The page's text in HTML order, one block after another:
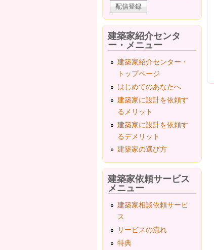
建築家紹介センタ
ー・メニュー
建築家紹介センター・
トップページ
はじめてのあなたへ
建築家に設計を依頼す
るメリット
建築家に設計を依頼す
るデメリット
建築家の選び方
建築家依頼サービス
メニュー
建築家相談依頼サービ
ス
サービスの流れ
特典